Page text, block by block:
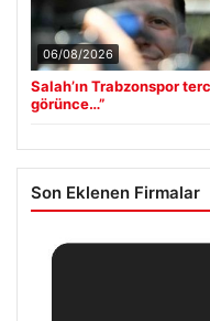
06/08/2026
Salah’ın Trabzonspor
görünce…”
Son Eklenen Firmalar